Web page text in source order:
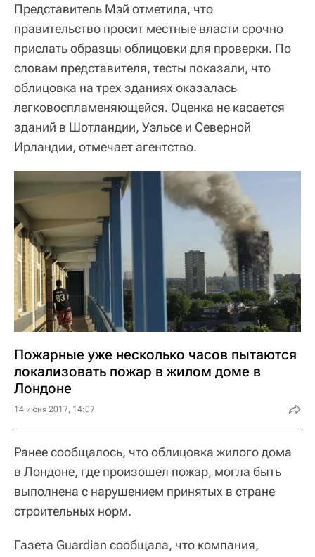
Представитель Мэй отметила, что
правительство просит местные власти срочно
прислать образцы облицовки для проверки. По
словам представителя, тесты показали, что
облицовка на трех зданиях оказалась
легковоспламеняющейся. Оценка не касается
зданий в Шотландии, Уэльсе и Северной
Ирландии, отмечает агентство.
Пожарные уже несколько часов пытаются
локализовать пожар в жилом доме в
Лондоне
14 июня 2017, 14:07
Ранее сообщалось, что облицовка жилого дома
в Лондоне, где произошел пожар, могла быть
выполнена с нарушением принятых в стране
строительных норм.
Газета Guardian сообщала, что компания,